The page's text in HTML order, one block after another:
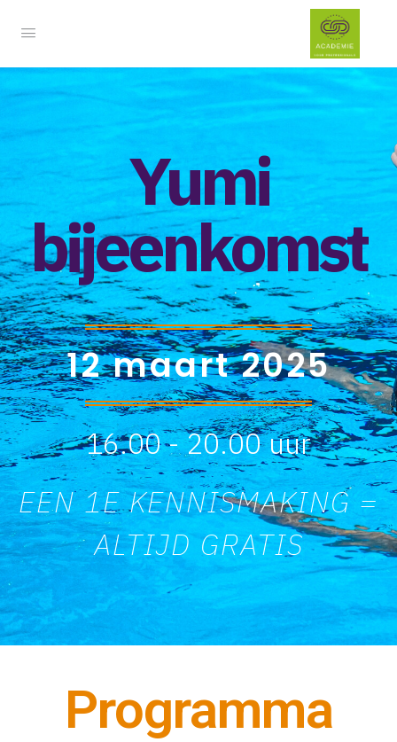
Yumi
bijeenkomst
12 maart 2025
16.00 - 20.00 uur
EEN 1E KENNISMAKING =
ALTIJD GRATIS
Programma